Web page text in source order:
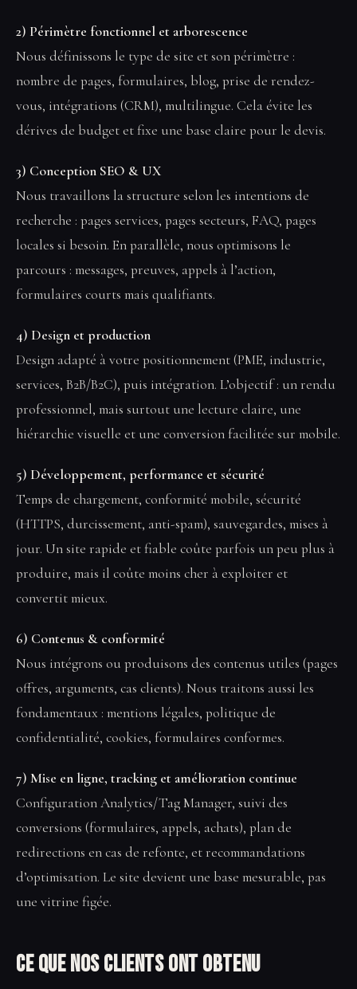
2) Périmètre fonctionnel et arborescence
Nous définissons le type de site et son périmètre :
nombre de pages, formulaires, blog, prise de rendez-
vous, intégrations (CRM), multilingue. Cela évite les
dérives de budget et fixe une base claire pour le devis.
3) Conception SEO & UX
Nous travaillons la structure selon les intentions de
recherche : pages services, pages secteurs, FAQ, pages
locales si besoin. En parallèle, nous optimisons le
parcours : messages, preuves, appels à l’action,
formulaires courts mais qualifiants.
4) Design et production
Design adapté à votre positionnement (PME, industrie,
services, B2B/B2C), puis intégration. L’objectif : un rendu
professionnel, mais surtout une lecture claire, une
hiérarchie visuelle et une conversion facilitée sur mobile.
5) Développement, performance et sécurité
Temps de chargement, conformité mobile, sécurité
(HTTPS, durcissement, anti-spam), sauvegardes, mises à
jour. Un site rapide et fiable coûte parfois un peu plus à
produire, mais il coûte moins cher à exploiter et
convertit mieux.
6) Contenus & conformité
Nous intégrons ou produisons des contenus utiles (pages
offres, arguments, cas clients). Nous traitons aussi les
fondamentaux : mentions légales, politique de
confidentialité, cookies, formulaires conformes.
7) Mise en ligne, tracking et amélioration continue
Configuration Analytics/Tag Manager, suivi des
conversions (formulaires, appels, achats), plan de
redirections en cas de refonte, et recommandations
d’optimisation. Le site devient une base mesurable, pas
une vitrine figée.
Ce que nos clients ont obtenu